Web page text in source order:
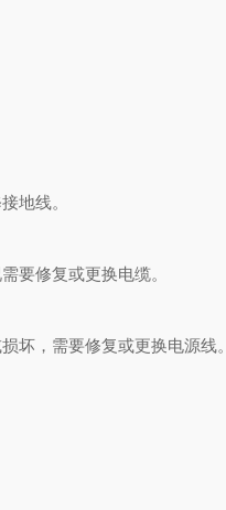
地线。
修复或更换电缆。
，需要修复或更换电源线。